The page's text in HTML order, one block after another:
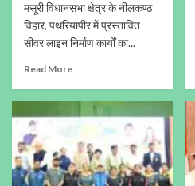
मसूरी विधानसभा क्षेत्र के नीलकण्ठ
विहार, पथरियापीर में प्रस्तावित
सीवर लाइन निर्माण कार्यों का...
Read More